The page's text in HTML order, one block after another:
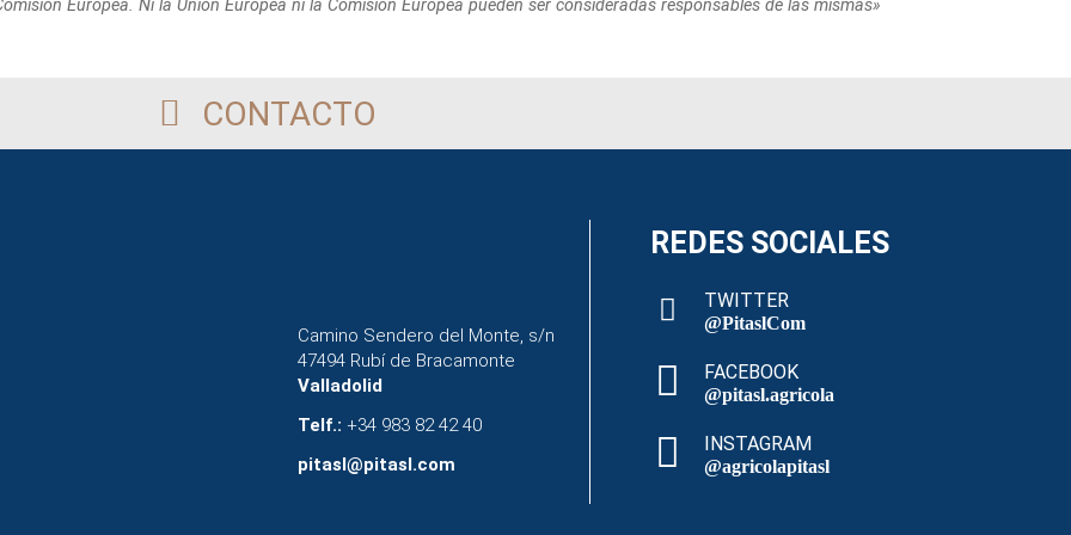
Europea. Ni la Unión Europea ni la Comisión Europea pueden ser consideradas responsables de las mismas»
CONTACTO
Camino Sendero del Monte, s/n
47494 Rubí de Bracamonte
Valladolid
Telf.: +34 983 82 42 40
pitasl@pitasl.com
REDES SOCIALES
TWITTER
@PitaslCom
FACEBOOK
@pitasl.agricola
INSTAGRAM
@agricolapitasl